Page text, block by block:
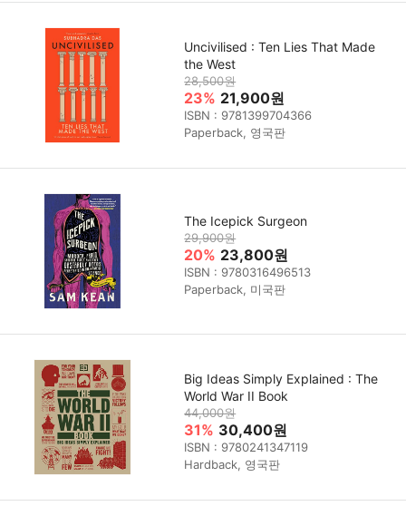
Uncivilised : Ten Lies That Made
the West
28,500원
23% 21,900원
ISBN : 9781399704366
Paperback, 영국판
The Icepick Surgeon
29,900원
20% 23,800원
ISBN : 9780316496513
Paperback, 미국판
Big Ideas Simply Explained : The
World War II Book
44,000원
31% 30,400원
ISBN : 9780241347119
Hardback, 영국판